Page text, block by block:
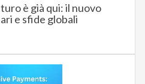
è già qui: il nuovo
e sfide globali